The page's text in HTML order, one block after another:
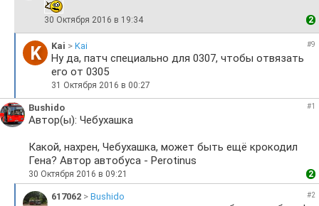
30 Октября 2016 в 19:34 2
K Kai > Kai #9
Ну да, патч специально для 0307, чтобы отвязать
его от 0305
31 Октября 2016 в 00:27
Bushido #1
Автор(ы): Чебухашка
Какой, нахрен, Чебухашка, может быть ещё крокодил
Гена? Автор автобуса - Perotinus
30 Октября 2016 в 09:21 2
617062 > Bushido #2